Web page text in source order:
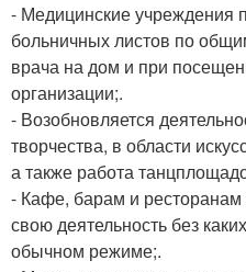
- Медицинские учреждения
больничных листов по
врача на дом и при
организации;.
- Возобновляется
творчества, в области
а также работа
- Кафе, барам и
свою деятельность без
обычном режиме;.